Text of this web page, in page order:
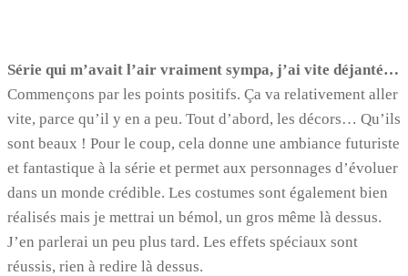
Série qui m’avait l’air vraiment sympa, j’ai vite déjanté…
Commençons par les points positifs. Ça va relativement aller
vite, parce qu’il y en a peu. Tout d’abord, les décors… Qu’ils
sont beaux ! Pour le coup, cela donne une ambiance futuriste
et fantastique à la série et permet aux personnages d’évoluer
dans un monde crédible. Les costumes sont également bien
réalisés mais je mettrai un bémol, un gros même là dessus.
J’en parlerai un peu plus tard. Les effets spéciaux sont
réussis, rien à redire là dessus.